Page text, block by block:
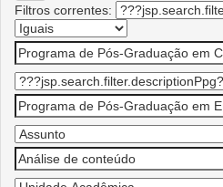
Filtros correntes: